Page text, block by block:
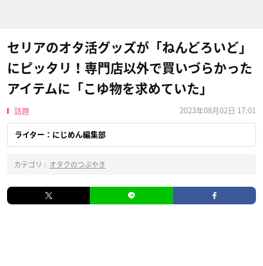
セリアのオタ活グッズが「ねんどろいど」
にピッタリ！専門店以外で買いづらかった
アイテムに「こゆ物を求めていた」
話題 2023年08月02日 17:01
ライター：にじめん編集部
カテゴリ : オタクのつぶやき